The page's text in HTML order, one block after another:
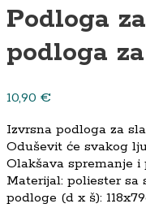
Podloga
podloga
10,90 €
Izvrsna podloga za
Oduševit će svakog
Olakšava spremanje i
Materijal: poliester sa
podloge (d x š):